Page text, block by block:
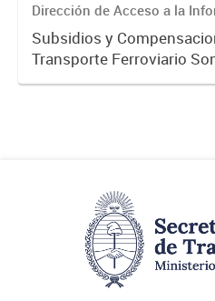
Dirección de Acceso a la
Pública y Transparencia
Subsidios y
Transporte Ferroviario
transferencias realizadas